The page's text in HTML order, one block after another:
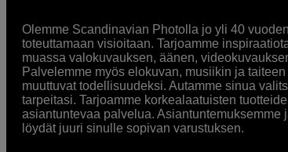
Olemme Scandinavian Photolla jo yli 40
toteuttamaan visioitaan. Tarjoamme
muassa valokuvauksen, äänen,
Palvelemme myös elokuvan, musiikin ja
muuttuvat todellisuudeksi. Autamme sinua
tarpeitasi. Tarjoamme korkealaatuisten
asiantuntevaa palvelua. Asiantuntemuksemme
löydät juuri sinulle sopivan varustuksen.